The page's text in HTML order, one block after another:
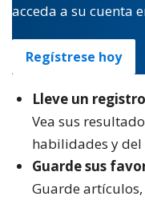
acceda a su cuenta
Regístrese hoy
Lleve un registro
Vea sus
habilidades y
Guarde sus
Guarde